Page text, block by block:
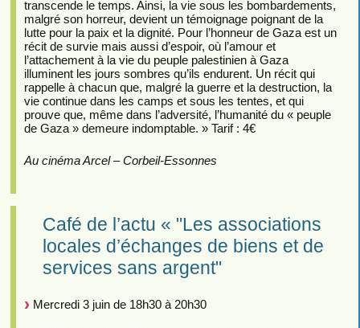
transcende le temps. Ainsi, la vie sous les bombardements,
malgré son horreur, devient un témoignage poignant de la
lutte pour la paix et la dignité. Pour l’honneur de Gaza est un
récit de survie mais aussi d’espoir, où l’amour et
l’attachement à la vie du peuple palestinien à Gaza
illuminent les jours sombres qu’ils endurent. Un récit qui
rappelle à chacun que, malgré la guerre et la destruction, la
vie continue dans les camps et sous les tentes, et qui
prouve que, même dans l’adversité, l’humanité du « peuple
de Gaza » demeure indomptable. » Tarif : 4€
Au cinéma Arcel – Corbeil-Essonnes
Café de l’actu « "Les associations
locales d’échanges de biens et de
services sans argent"
Mercredi 3 juin de 18h30 à 20h30